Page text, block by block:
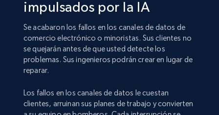
impulsados por la IA
Se acabaron los fallos en los canales de datos de
comercio electrónico o minoristas. Sus clientes no
se quejarán antes de que usted detecte los
problemas. Sus ingenieros podrán crear en lugar de
reparar.
Los fallos en los canales de datos le cuestan
clientes, arruinan sus planes de trabajo y convierten